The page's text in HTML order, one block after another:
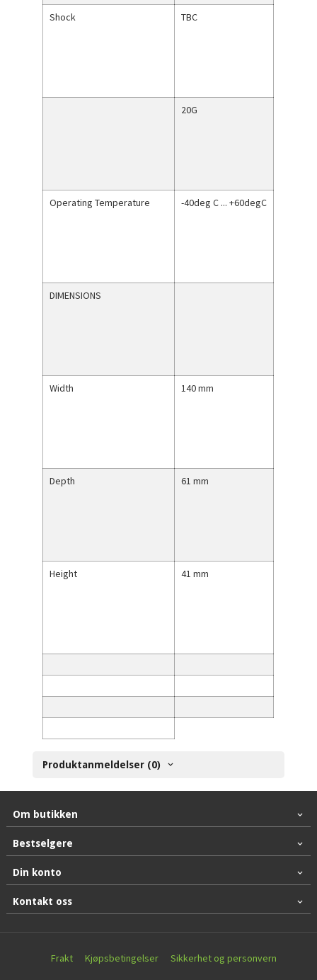
Shock TBC
20G
Operating Temperature -40deg C ... +60degC
DIMENSIONS
Width 140 mm
Depth 61 mm
Height 41 mm
Produktanmeldelser (0)
Om butikken
Bestselgere
Din konto
Kontakt oss
Frakt Kjøpsbetingelser Sikkerhet og personvern